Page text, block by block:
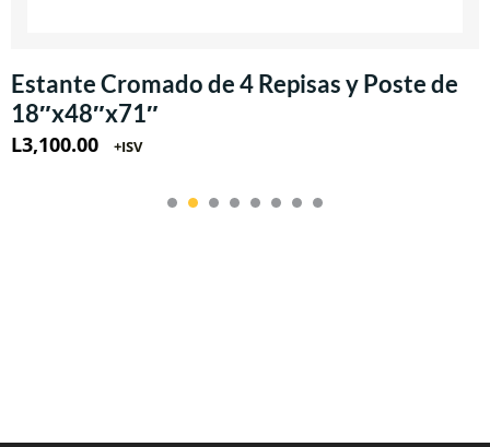
Estante Cromado de 4 Repisas y Poste de
18″x48″x71″
L3,100.00 +ISV